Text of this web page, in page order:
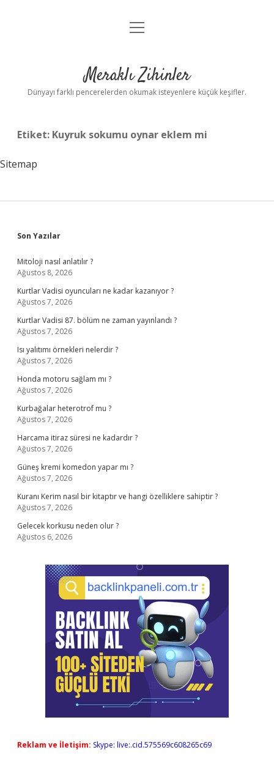
Anasayfa
Yasal Uyarı
menüyü
Meraklı Zihinler
Dünyayı farklı pencerelerden okumak isteyenlere küçük keşifler.
Etiket: Kuyruk sokumu oynar eklem mi
Sitemap
Sidebar
Son Yazılar
Mitoloji nasıl anlatılır ?
Ağustos 8, 2026
Kurtlar Vadisi oyuncuları ne kadar kazanıyor ?
Ağustos 7, 2026
Kurtlar Vadisi 87. bölüm ne zaman yayınlandı ?
Ağustos 7, 2026
Isı yalıtımı örnekleri nelerdir ?
Ağustos 7, 2026
Honda motoru sağlam mı ?
Ağustos 7, 2026
Kurbağalar heterotrof mu ?
Ağustos 7, 2026
Harcama itiraz süresi ne kadardır ?
Ağustos 7, 2026
Güneş kremi komedon yapar mı ?
Ağustos 7, 2026
Kuranı Kerim nasıl bir kitaptır ve hangi özelliklere sahiptir ?
Ağustos 7, 2026
Gelecek korkusu neden olur ?
Ağustos 6, 2026
Reklam ve İletişim: Skype: live:.cid.575569c608265c69